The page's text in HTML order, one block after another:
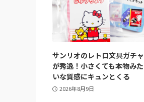
サンリオのレトロ文具ガチャ
が秀逸！小さくても本物みた
いな質感にキュンとくる
2026年8月9日